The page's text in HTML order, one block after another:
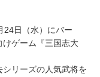
24日（水）にバー
ゲーム『三国志大
リーズの人気武将を